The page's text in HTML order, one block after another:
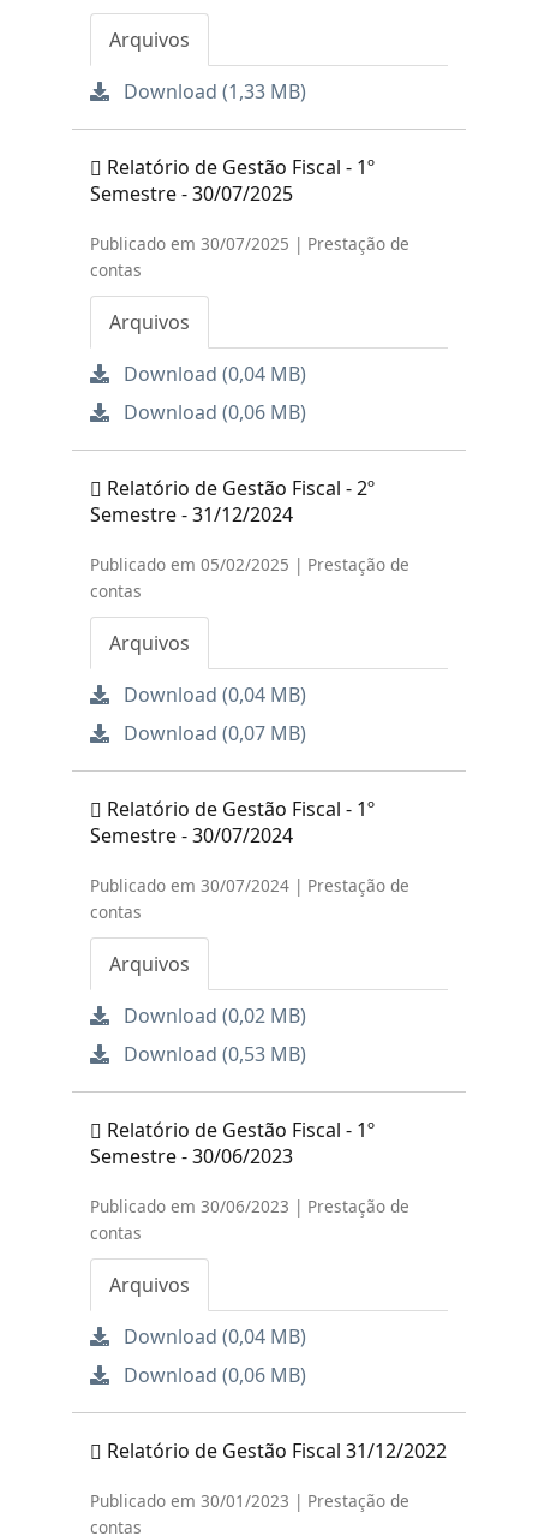
Arquivos
Download (1,33 MB)
Relatório de Gestão Fiscal - 1º
Semestre - 30/07/2025
Publicado em 30/07/2025 | Prestação de
contas
Arquivos
Download (0,04 MB)
Download (0,06 MB)
Relatório de Gestão Fiscal - 2º
Semestre - 31/12/2024
Publicado em 05/02/2025 | Prestação de
contas
Arquivos
Download (0,04 MB)
Download (0,07 MB)
Relatório de Gestão Fiscal - 1º
Semestre - 30/07/2024
Publicado em 30/07/2024 | Prestação de
contas
Arquivos
Download (0,02 MB)
Download (0,53 MB)
Relatório de Gestão Fiscal - 1º
Semestre - 30/06/2023
Publicado em 30/06/2023 | Prestação de
contas
Arquivos
Download (0,04 MB)
Download (0,06 MB)
Relatório de Gestão Fiscal 31/12/2022
Publicado em 30/01/2023 | Prestação de
contas